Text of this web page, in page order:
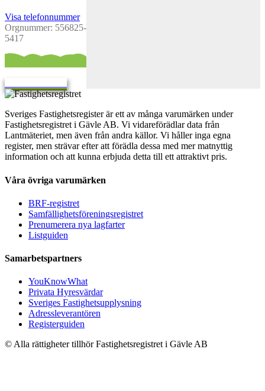
Visa telefonnummer
Orgnummer: 556825-
5417
Sveriges Fastighetsregister är ett av många varumärken under
Fastighetsregistret i Gävle AB. Vi vidareförädlar data från
Lantmäteriet, men även från andra källor. Vi håller inga egna
register, men strävar efter att förädla dessa med mer matnyttig
information och att kunna erbjuda detta till ett attraktivt pris.
Våra övriga varumärken
BRF-registret
Samfällighetsföreningsregistret
Prenumerera nya lagfarter
Listguiden
Samarbetspartners
YouKnowWhat
Privata Hyresvärdar
Sveriges Fastighetsupplysning
Adressleverantören
Registerguiden
© Alla rättigheter tillhör Fastighetsregistret i Gävle AB